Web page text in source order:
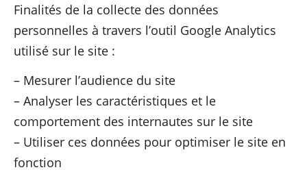
Finalités de la collecte des données
personnelles à travers l’outil Google Analytics
utilisé sur le site :
– Mesurer l’audience du site
– Analyser les caractéristiques et le
comportement des internautes sur le site
– Utiliser ces données pour optimiser le site en
fonction